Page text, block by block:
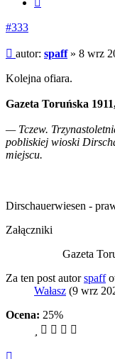
#333
Post
autor: spaff» 8 wrz
Kolejna ofiara.
Gazeta Toruńska
— Tczew.
pobliskiej wioski
miejscu.
Dirschauerwiesen -
Załączniki
Gazeta
Za ten post autorspaff
Wałasz (9 wrz
Ocena: 25%